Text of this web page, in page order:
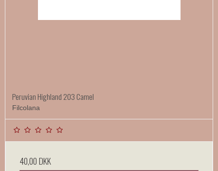
Peruvian Highland 203 Camel
Filcolana
40,00 DKK